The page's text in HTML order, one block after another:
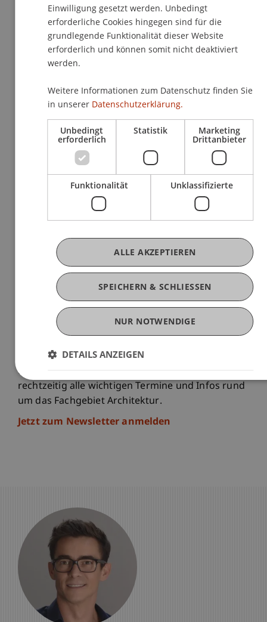
BIM After Work Workshops –
digital, nachhaltig, praxisnah
Architektur
Aktuelle Veranstaltungen
Ausstellung
Ausstellung: Piranesi Award 2025
6. Okt - 20. Okt 2026; Foyer, Campus
Neue Termine folgen in Kürze. Melden Sie sich zu
unserem Newsletter an und erhalten Sie
rechtzeitig alle wichtigen Termine und Infos rund
um das Fachgebiet Architektur.
Jetzt zum Newsletter anmelden
Einwilligung gesetzt werden. Unbedingt
erforderliche Cookies hingegen sind für die
grundlegende Funktionalität dieser Website
erforderlich und können somit nicht deaktiviert
werden.
Weitere Informationen zum Datenschutz finden Sie
in unserer Datenschutzerklärung.
Unbedingt
erforderlich
Statistik Marketing
Drittanbieter
Funktionalität Unklassifizierte
SPEICHERN & SCHLIESSEN
ALLE AKZEPTIEREN
NUR NOTWENDIGE
DETAILS ANZEIGEN